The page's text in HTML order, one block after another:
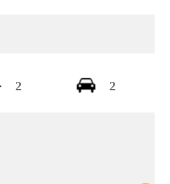
2 2